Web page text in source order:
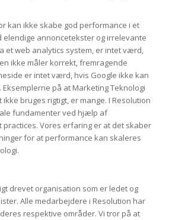
kan ikke skabe god performance i et
elendige annoncetekster og irrelevante
et web analytics system, er intet værd,
ikke måler korrekt, fremragende
er intet værd, hvis Google ikke kan
på at Marketing Teknologi
bruges rigtigt, er mange. I Resolution
fundamenter ved hjælp af
practices. Vores erfaring er at det skaber
for at performance kan skaleres
drevet organisation som er ledet og
Alle medarbejdere i Resolution har
respektive områder. Vi tror på at